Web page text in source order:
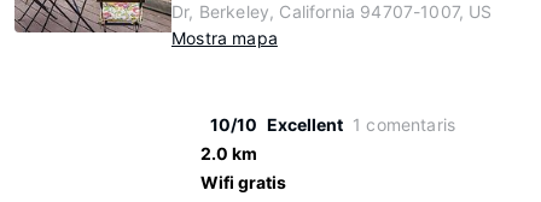
Dr, Berkeley, California 94707-1007, US
Mostra mapa
10/10 Excellent 1 comentaris
2.0 km
Wifi gratis